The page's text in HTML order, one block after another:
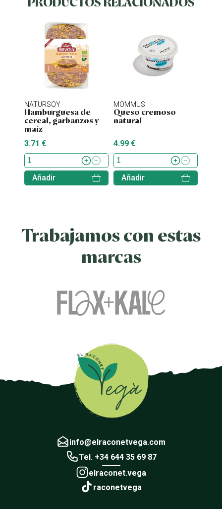
NATURSOY
Hamburguesa de
cereal, garbanzos y
maíz
3.71 €
Añadir
MOMMUS
Queso cremoso
natural
4.99 €
Añadir
Trabajamos con estas
marcas
info@elraconetvega.com
Tel. +34 644 35 69 87
elraconet.vega
raconetvega